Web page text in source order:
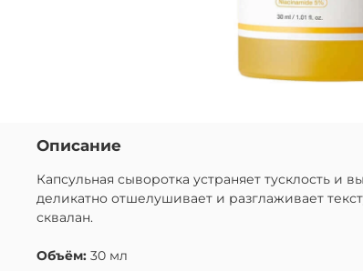
Описание
Капсульная сыворотка устраняет тусклость и
деликатно отшелушивает и разглаживает
сквалан.
Объём: 30 мл